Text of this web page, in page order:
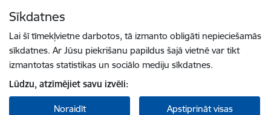
Sīkdatnes
Lai šī tīmekļvietne darbotos, tā izmanto obligāti nepieciešamās
sīkdatnes. Ar Jūsu piekrišanu papildus šajā vietnē var tikt
izmantotas statistikas un sociālo mediju sīkdatnes.
Lūdzu, atzīmējiet savu izvēli:
Noraidīt Apstiprināt visas